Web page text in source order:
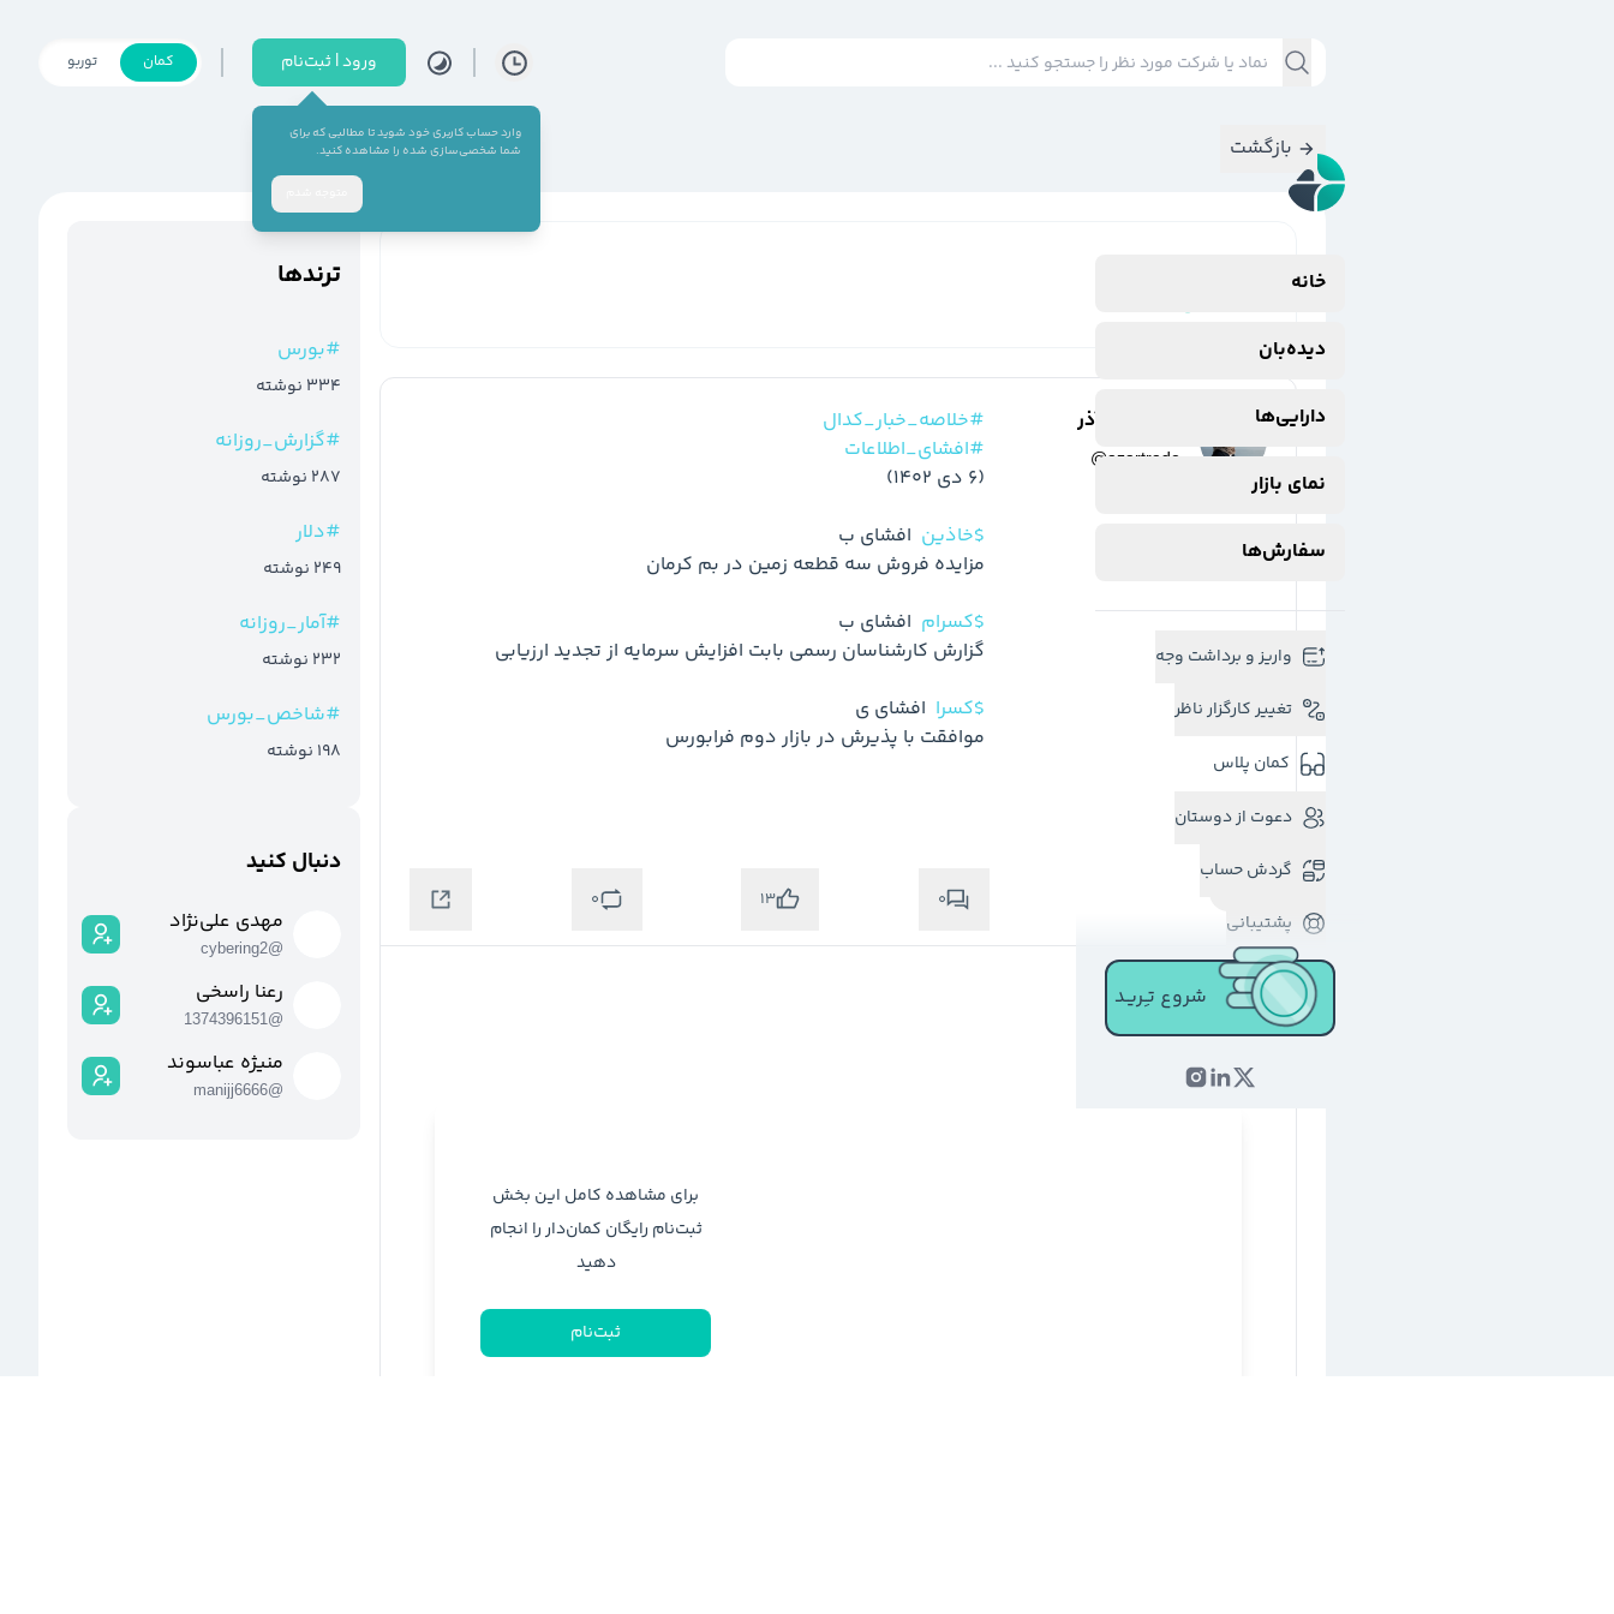
ورود | ثبت‌نام
وارد حساب کاربری خود شوید تا مطالبی که برای
شما شخصی‌سازی شده را مشاهده کنید.
کمان توربو
خانه
دیده‌بان
دارایی‌ها
نمای بازار
سفارش‌ها
واریز و برداشت وجه
تغییر کارگزار ناظر
کمان پلاس
دعوت از دوستان
گردش حساب
پشتیبانی
شروع تـِـریـد
بازگشت
پریناز مهرآذر
@azartrade
#خلاصه_خبار_کدال
#افشای_اطلاعات
$خاذین
$کسرام
$کسرا
0
13
0
برای مشاهده کامل این بخش
ثبت‌نام رایگان کمان‌دار را انجام
دهید
ثبت‌نام
ترند‌ها
#بورس
334 نوشته
#گزارش_روزانه
287 نوشته
#دلار
249 نوشته
#آمار_روزانه
232 نوشته
#شاخص_بورس
198 نوشته
دنبال کنید
مهدی علی‌نژاد
@
cybering2
رعنا راسخی
@
1374396151
منیژه عباسوند
@
manijj6666